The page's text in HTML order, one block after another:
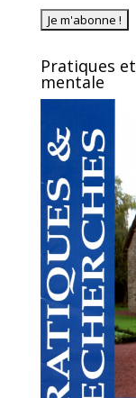
Pratiques
mentale